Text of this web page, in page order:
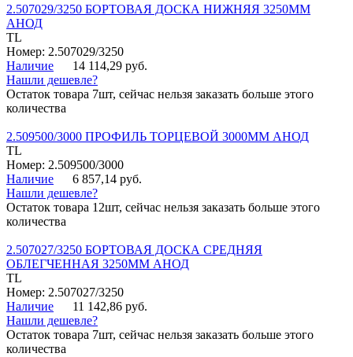
2.507029/3250 БОРТОВАЯ ДОСКА НИЖНЯЯ 3250ММ
АНОД
TL
Номер: 2.507029/3250
Наличие
14 114,29 руб.
Нашли дешевле?
Остаток товара 7шт, сейчас нельзя заказать больше этого
количества
2.509500/3000 ПРОФИЛЬ ТОРЦЕВОЙ 3000ММ АНОД
TL
Номер: 2.509500/3000
Наличие
6 857,14 руб.
Нашли дешевле?
Остаток товара 12шт, сейчас нельзя заказать больше этого
количества
2.507027/3250 БОРТОВАЯ ДОСКА СРЕДНЯЯ
ОБЛЕГЧЕННАЯ 3250ММ АНОД
TL
Номер: 2.507027/3250
Наличие
11 142,86 руб.
Нашли дешевле?
Остаток товара 7шт, сейчас нельзя заказать больше этого
количества